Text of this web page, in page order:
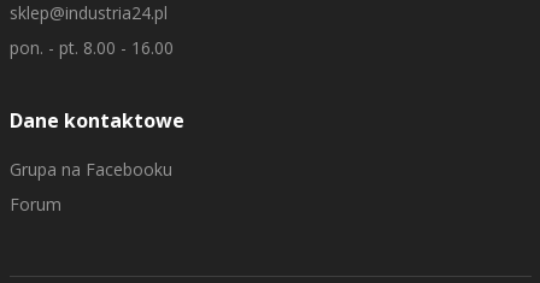
sklep@industria24.pl
pon. - pt. 8.00 - 16.00
Dane kontaktowe
Grupa na Facebooku
Forum